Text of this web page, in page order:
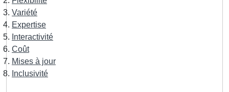
Variété
Expertise
Interactivité
Coût
Mises à jour
Inclusivité